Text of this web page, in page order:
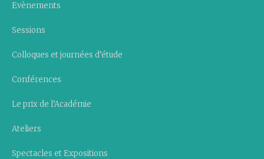
Evènements
Sessions
Colloques et journées d’étude
Conférences
Le prix de l’Académie
Ateliers
Spectacles et Expositions